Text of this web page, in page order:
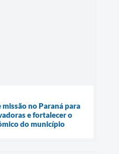
no Paraná para
e fortalecer o
do município